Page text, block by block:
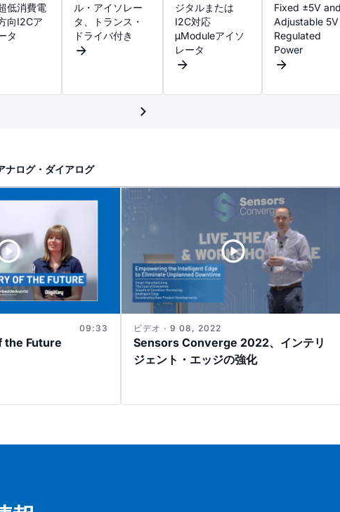
低消費電
向I2Cア
タ
ル・アイソレー
タ、トランス・
ドライバ付き
ジタルまたは
I2C対応
μModuleアイソ
レータ
Fixed ±5V and
Adjustable 5V
Regulated
Power
ナログ・ダイアログ
the Future
09:33
Sensors Converge 2022、インテリ
ジェント・エッジの強化
ビデオ · 9 08, 2022